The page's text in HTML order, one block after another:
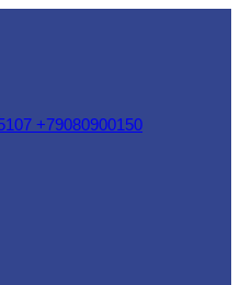
+79080900150